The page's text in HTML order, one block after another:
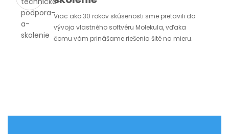
Viac ako 30 rokov skúsenosti sme pretavili do
vývoja vlastného softvéru Molekula, vďaka
čomu vám prinášame riešenia šité na mieru.